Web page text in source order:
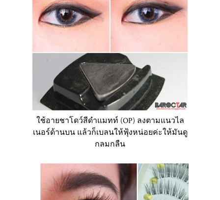
ใช้อายชาโดว์สีดำแมทท์ (OP) ลงตามแนวไล
เนอร์ด้านบน แล้วก็เบลนให้ฟุ้งหน่อยค่ะให้มันดู
กลมกลืน